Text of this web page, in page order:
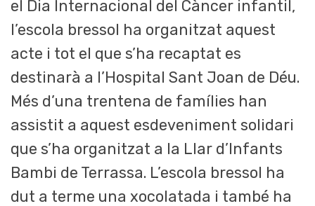
el Dia Internacional del Càncer infantil,
l’escola bressol ha organitzat aquest
acte i tot el que s’ha recaptat es
destinarà a l’Hospital Sant Joan de Déu.
Més d’una trentena de famílies han
assistit a aquest esdeveniment solidari
que s’ha organitzat a la Llar d’Infants
Bambi de Terrassa. L’escola bressol ha
dut a terme una xocolatada i també ha